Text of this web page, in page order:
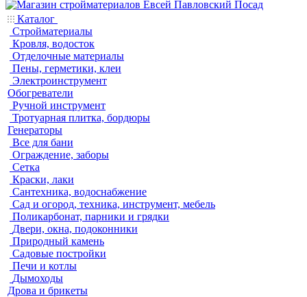
Каталог
Стройматериалы
Кровля, водосток
Отделочные материалы
Пены, герметики, клеи
Электроинструмент
Обогреватели
Ручной инструмент
Тротуарная плитка, бордюры
Генераторы
Все для бани
Ограждение, заборы
Сетка
Краски, лаки
Сантехника, водоснабжение
Сад и огород, техника, инструмент, мебель
Поликарбонат, парники и грядки
Двери, окна, подоконники
Природный камень
Садовые постройки
Печи и котлы
Дымоходы
Дрова и брикеты